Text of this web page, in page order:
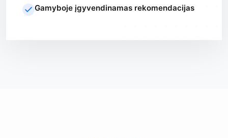
Gamyboje įgyvendinamas rekomendacijas